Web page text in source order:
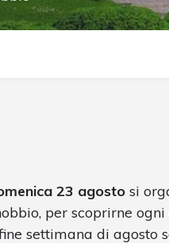
23 agosto si
per scoprirne
settimana di agosto